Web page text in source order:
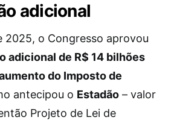
adicional
2025, o Congresso aprovou
adicional de R$ 14 bilhões
do Imposto de
antecipou o Estadão – valor
Projeto de Lei de